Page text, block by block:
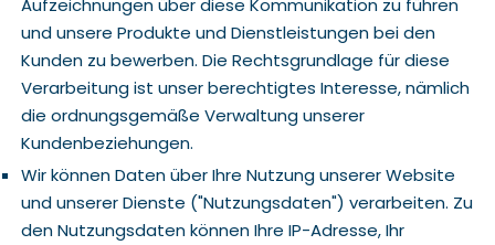
Aufzeichnungen über diese Kommunikation zu führen
und unsere Produkte und Dienstleistungen bei den
Kunden zu bewerben. Die Rechtsgrundlage für diese
Verarbeitung ist unser berechtigtes Interesse, nämlich
die ordnungsgemäße Verwaltung unserer
Kundenbeziehungen.
Wir können Daten über Ihre Nutzung unserer Website
und unserer Dienste ("Nutzungsdaten") verarbeiten. Zu
den Nutzungsdaten können Ihre IP-Adresse, Ihr